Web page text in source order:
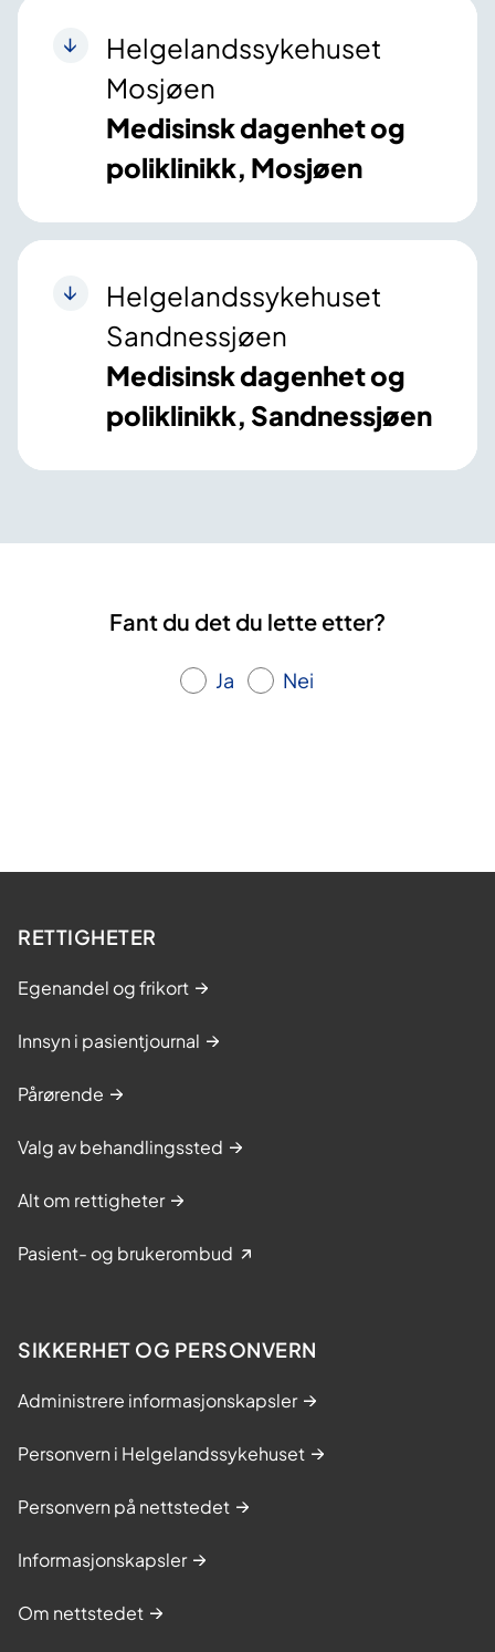
Helgelandssykehuset
Mosjøen
Medisinsk dagenhet og
poliklinikk, Mosjøen
Helgelandssykehuset
Sandnessjøen
Medisinsk dagenhet og
poliklinikk, Sandnessjøen
Fant du det du lette etter?
Ja Nei
RETTIGHETER
Egenandel og frikort
Innsyn i pasientjournal
Pårørende
Valg av behandlingssted
Alt om rettigheter
Pasient- og brukerombud
SIKKERHET OG PERSONVERN
Administrere informasjonskapsler
Personvern i Helgelandssykehuset
Personvern på nettstedet
Informasjonskapsler
Om nettstedet